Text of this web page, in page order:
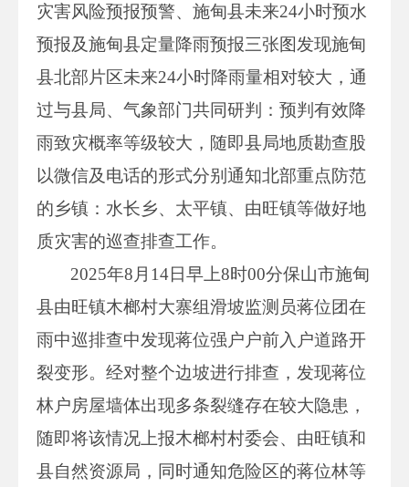
灾害风险预报预警、施甸县未来24小时预水
预报及施甸县定量降雨预报三张图发现施甸
县北部片区未来24小时降雨量相对较大，通
过与县局、气象部门共同研判：预判有效降
雨致灾概率等级较大，随即县局地质勘查股
以微信及电话的形式分别通知北部重点防范
的乡镇：水长乡、太平镇、由旺镇等做好地
质灾害的巡查排查工作。
2025年8月14日早上8时00分保山市施甸
县由旺镇木榔村大寨组滑坡监测员蒋位团在
雨中巡排查中发现蒋位强户户前入户道路开
裂变形。经对整个边坡进行排查，发现蒋位
林户房屋墙体出现多条裂缝存在较大隐患，
随即将该情况上报木榔村村委会、由旺镇和
县自然资源局，同时通知危险区的蒋位林等